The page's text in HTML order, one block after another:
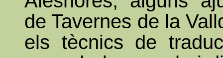
de Tavernes de la
els tècnics de